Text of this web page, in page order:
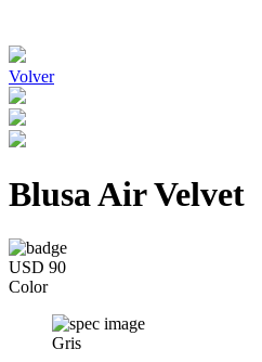
Volver
Blusa Air Velvet
USD 90
Color
Gris